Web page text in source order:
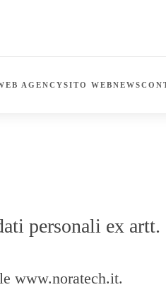
AGENCYSITO WEBNEWS
personali ex
www.noratech.it.